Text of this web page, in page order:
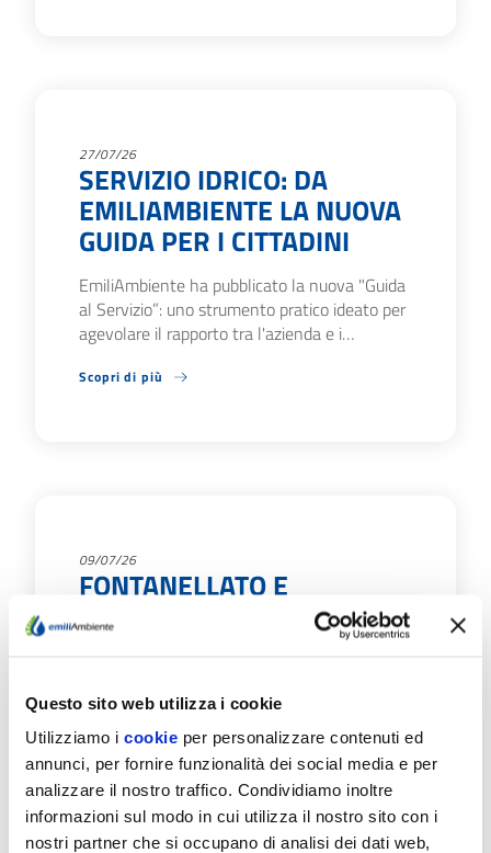
Questo sito web utilizza i cookie
Utilizziamo i cookie per personalizzare contenuti ed
annunci, per fornire funzionalità dei social media e per
analizzare il nostro traffico. Condividiamo inoltre
informazioni sul modo in cui utilizza il nostro sito con i
nostri partner che si occupano di analisi dei dati web,
27/07/26
SERVIZIO IDRICO: DA
EMILIAMBIENTE LA NUOVA
GUIDA PER I CITTADINI
EmiliAmbiente ha pubblicato la nuova "Guida
al Servizio”: uno strumento pratico ideato per
agevolare il rapporto tra l'azienda e i…
Scopri di più
09/07/26
FONTANELLATO E
SALSOMAGGIORE TERME:
IL 20 E 21/7 CHIUSURE
lo sportello del Servizio idrico nel Comune di
Fontanellato, normalmente aperto in
Municipio il…
Scopri di più